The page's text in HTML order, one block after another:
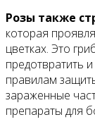
Розы также
которая
цветках. Это
предотвратить
правилам
зараженные
препараты для